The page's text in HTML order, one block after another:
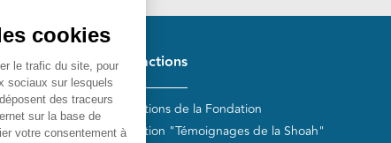
la
Pied de page
Nos actions
Les actions de la Fondation
Collection "Témoignages de la Shoah"